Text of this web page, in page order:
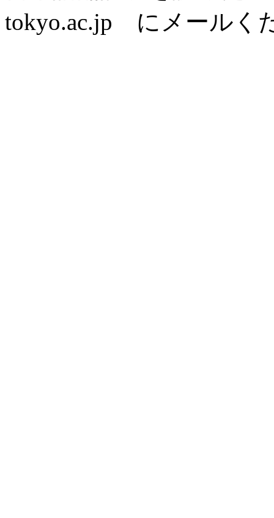
tokyo.ac.jp にメールく